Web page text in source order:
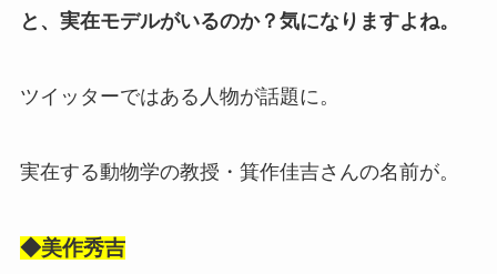
と、実在モデルがいるのか？気になりますよね。
ツイッターではある人物が話題に。
実在する動物学の教授・箕作佳吉さんの名前が。
◆美作秀吉